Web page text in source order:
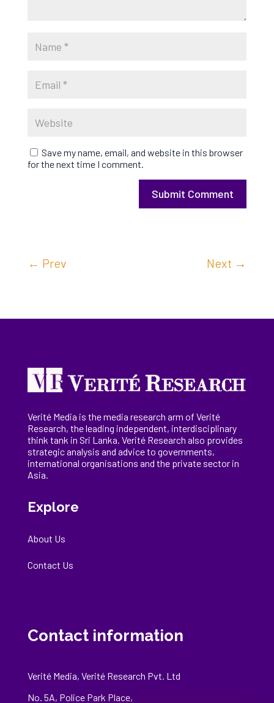
Save my name, email, and website in this browser
for the next time I comment.
Submit Comment
← Prev Next →
Verité Media is the media research arm of Verité
Research, theleading independent, interdisciplinary
think tank in Sri Lanka. Verité Research also provides
strategic analysis and advice to governments,
international organisations and the private sector in
Asia.
Explore
About Us
Contact Us
Contact information
Verité Media, Verité Research Pvt. Ltd
No. 5A, Police Park Place,